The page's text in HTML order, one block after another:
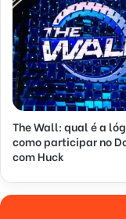
The Wall: qual é a
como participar no
com Huck